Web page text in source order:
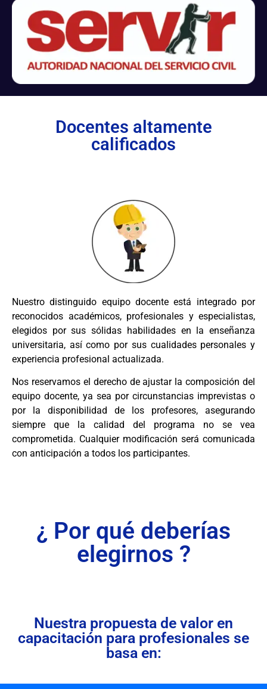
Docentes altamente
calificados
Nuestro distinguido equipo docente está integrado por
reconocidos académicos, profesionales y especialistas,
elegidos por sus sólidas habilidades en la enseñanza
universitaria, así como por sus cualidades personales y
experiencia profesional actualizada.
Nos reservamos el derecho de ajustar la composición del
equipo docente, ya sea por circunstancias imprevistas o
por la disponibilidad de los profesores, asegurando
siempre que la calidad del programa no se vea
comprometida. Cualquier modificación será comunicada
con anticipación a todos los participantes.
¿ Por qué deberías
elegirnos ?
Nuestra propuesta de valor en
capacitación para profesionales se
basa en: